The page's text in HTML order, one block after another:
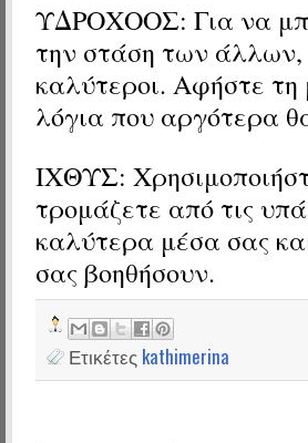
ΥΔΡΟΧΟΟΣ: Για να
την στάση των άλλων,
καλύτεροι. Αφήστε
λόγια που αργότερα
ΙΧΘΥΣ:
τρομάζετε από τις
καλύτερα μέσα σας
σας βοηθήσουν.
Ετικέτες kathimerina